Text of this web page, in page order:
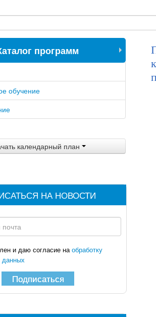
программ
обучение
календарный план
НА НОВОСТИ
и даю согласие на обработку
данных
Подписаться